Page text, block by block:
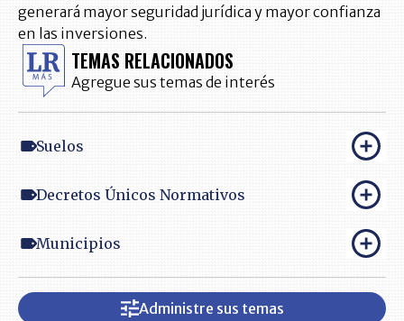
generará mayor seguridad jurídica y mayor confianza
en las inversiones.
TEMAS RELACIONADOS
Agregue sus temas de interés
Suelos
Decretos Únicos Normativos
Municipios
Administre sus temas